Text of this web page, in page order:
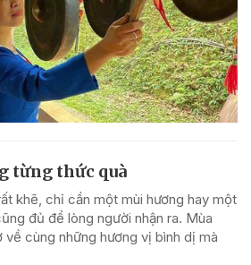
từng thức quà
khẽ, chỉ cần một mùi hương hay một
đủ để lòng người nhận ra. Mùa
về cùng những hương vị bình dị mà